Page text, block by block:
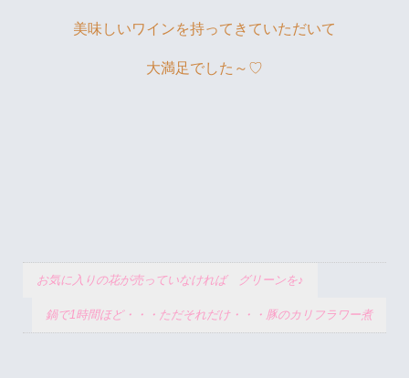
美味しいワインを持ってきていただいて
大満足でした～♡
お気に入りの花が売っていなければ グリーンを♪
鍋で1時間ほど・・・ただそれだけ・・・豚のカリフラワー煮